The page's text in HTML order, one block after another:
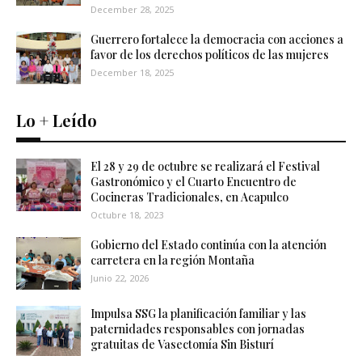
December 28, 2025
Guerrero fortalece la democracia con acciones a
favor de los derechos políticos de las mujeres
December 18, 2025
Lo + Leído
El 28 y 29 de octubre se realizará el Festival
Gastronómico y el Cuarto Encuentro de
Cocineras Tradicionales, en Acapulco
Octubre 18, 2023
Gobierno del Estado continúa con la atención
carretera en la región Montaña
Junio 22, 2026
Impulsa SSG la planificación familiar y las
paternidades responsables con jornadas
gratuitas de Vasectomía Sin Bisturí